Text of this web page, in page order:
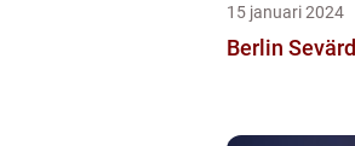
15 januari 2024
Berlin